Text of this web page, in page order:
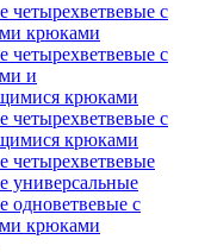
с
крюками
с
и
крюками
с
крюками
четырехветвевые
универсальные
одноветвевые с
крюками